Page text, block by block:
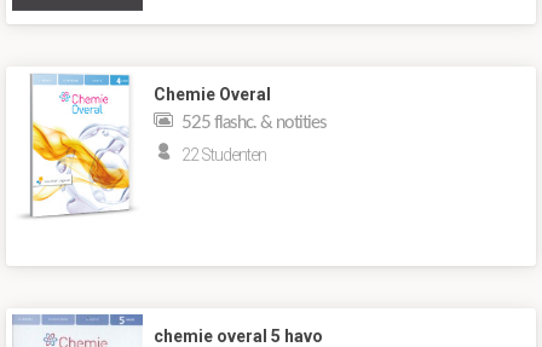
Chemie Overal
525 flashc. & notities
22 Studenten
chemie overal 5 havo